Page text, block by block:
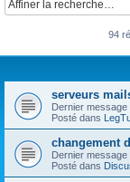
94
serveurs
Dernier message
Posté dans
changement
Dernier message
Posté dans